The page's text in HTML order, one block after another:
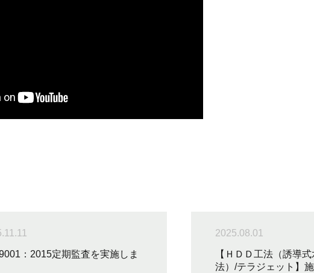
：2015定期監査を実施しま
2025.08.01
【ＨＤＤ工法（誘導
法）/テラジェット】